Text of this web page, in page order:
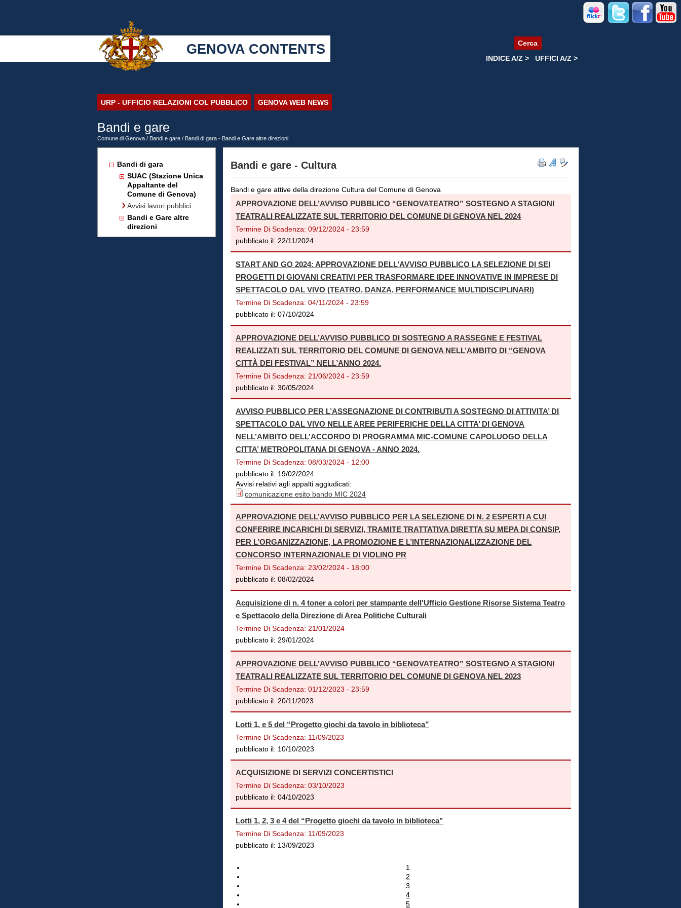
GENOVA CONTENTS
Cerca
INDICE A/Z >
UFFICI A/Z >
URP - UFFICIO RELAZIONI COL PUBBLICO GENOVA WEB NEWS
Bandi e gare
Comune di Genova / Bandi e gare / Bandi di gara - Bandi e Gare altre direzioni
Bandi di gara
SUAC (Stazione Unica
Appaltante del
Comune di Genova)
Avvisi lavori pubblici
Bandi e Gare altre
direzioni
Bandi e gare - Cultura
Bandi e gare attive della direzione Cultura del Comune di Genova
APPROVAZIONE DELL’AVVISO PUBBLICO “GENOVATEATRO” SOSTEGNO A STAGIONI
TEATRALI REALIZZATE SUL TERRITORIO DEL COMUNE DI GENOVA NEL 2024
Termine Di Scadenza:09/12/2024 - 23:59
pubblicato il: 22/11/2024
START AND GO 2024: APPROVAZIONE DELL’AVVISO PUBBLICO LA SELEZIONE DI SEI
PROGETTI DI GIOVANI CREATIVI PER TRASFORMARE IDEE INNOVATIVE IN IMPRESE DI
SPETTACOLO DAL VIVO (TEATRO, DANZA, PERFORMANCE MULTIDISCIPLINARI)
Termine Di Scadenza:04/11/2024 - 23:59
pubblicato il:07/10/2024
APPROVAZIONE DELL’AVVISO PUBBLICO DI SOSTEGNO A RASSEGNE E FESTIVAL
REALIZZATI SUL TERRITORIO DEL COMUNE DI GENOVA NELL’AMBITO DI “GENOVA
CITTÀ DEI FESTIVAL” NELL’ANNO 2024.
Termine Di Scadenza: 21/06/2024 - 23:59
pubblicato il:30/05/2024
AVVISO PUBBLICO PER L’ASSEGNAZIONE DI CONTRIBUTI A SOSTEGNO DI ATTIVITA’ DI
SPETTACOLO DAL VIVO NELLE AREE PERIFERICHE DELLA CITTA’ DI GENOVA
NELL’AMBITO DELL’ACCORDO DI PROGRAMMA MIC-COMUNE CAPOLUOGO DELLA
CITTA’ METROPOLITANA DI GENOVA - ANNO 2024.
Termine Di Scadenza:08/03/2024 - 12:00
pubblicato il: 19/02/2024
Avvisi relativi agli appalti aggiudicati:
comunicazione esito bando MIC 2024
APPROVAZIONE DELL’AVVISO PUBBLICO PER LA SELEZIONE DI N. 2 ESPERTI A CUI
CONFERIRE INCARICHI DI SERVIZI, TRAMITE TRATTATIVA DIRETTA SU MEPA DI CONSIP,
PER L’ORGANIZZAZIONE, LA PROMOZIONE E L’INTERNAZIONALIZZAZIONE DEL
CONCORSO INTERNAZIONALE DI VIOLINO PR
Termine Di Scadenza: 23/02/2024 - 18:00
pubblicato il:08/02/2024
Acquisizione di n. 4 toner a colori per stampante dell'Ufficio Gestione Risorse Sistema Teatro
e Spettacolo della Direzione di Area Politiche Culturali
Termine Di Scadenza: 21/01/2024
pubblicato il: 29/01/2024
APPROVAZIONE DELL’AVVISO PUBBLICO “GENOVATEATRO” SOSTEGNO A STAGIONI
TEATRALI REALIZZATE SUL TERRITORIO DEL COMUNE DI GENOVA NEL 2023
Termine Di Scadenza:01/12/2023 - 23:59
pubblicato il: 20/11/2023
Lotti 1, e 5 del “Progetto giochi da tavolo in biblioteca”
Termine Di Scadenza: 11/09/2023
pubblicato il: 10/10/2023
ACQUISIZIONE DI SERVIZI CONCERTISTICI
Termine Di Scadenza:03/10/2023
pubblicato il:04/10/2023
Lotti 1, 2, 3 e 4 del “Progetto giochi da tavolo in biblioteca”
Termine Di Scadenza: 11/09/2023
pubblicato il: 13/09/2023
1
2
3
4
5